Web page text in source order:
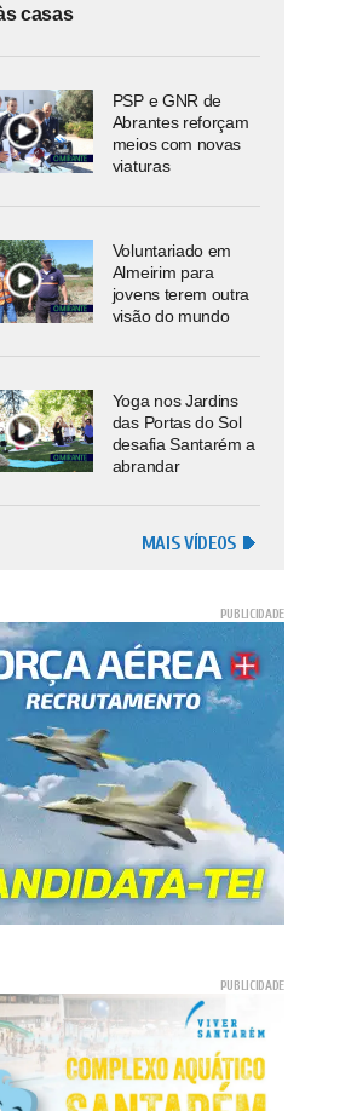
casas
PSP e GNR de
Abrantes reforçam
meios com novas
viaturas
Voluntariado em
Almeirim para
jovens terem outra
visão do mundo
Yoga nos Jardins
das Portas do Sol
desafia Santarém a
abrandar
MAIS VÍDEOS